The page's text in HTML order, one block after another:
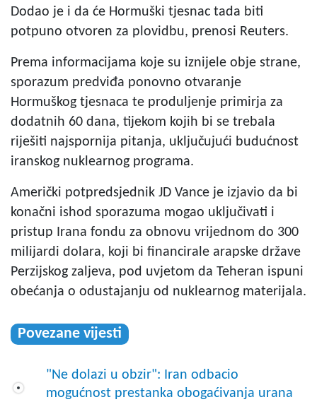
Dodao je i da će Hormuški tjesnac tada biti
potpuno otvoren za plovidbu, prenosi Reuters.
Prema informacijama koje su iznijele obje strane,
sporazum predviđa ponovno otvaranje
Hormuškog tjesnaca te produljenje primirja za
dodatnih 60 dana, tijekom kojih bi se trebala
riješiti najspornija pitanja, uključujući budućnost
iranskog nuklearnog programa.
Američki potpredsjednik JD Vance je izjavio da bi
konačni ishod sporazuma mogao uključivati i
pristup Irana fondu za obnovu vrijednom do 300
milijardi dolara, koji bi financirale arapske države
Perzijskog zaljeva, pod uvjetom da Teheran ispuni
obećanja o odustajanju od nuklearnog materijala.
Povezane vijesti
"Ne dolazi u obzir": Iran odbacio
mogućnost prestanka obogaćivanja urana